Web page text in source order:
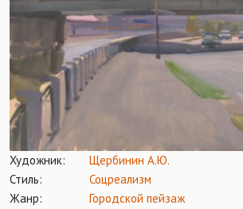
Художник:
Щербинин А.Ю.
Стиль:
Соцреализм
Жанр:
Городской пейзаж